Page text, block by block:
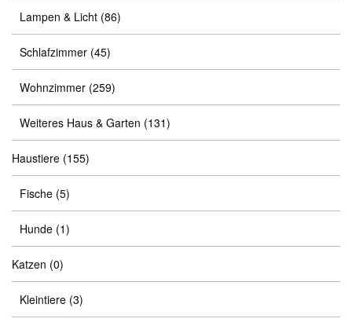
Lampen & Licht (86)
Schlafzimmer (45)
Wohnzimmer (259)
Weiteres Haus & Garten (131)
Haustiere (155)
Fische (5)
Hunde (1)
Katzen (0)
Kleintiere (3)